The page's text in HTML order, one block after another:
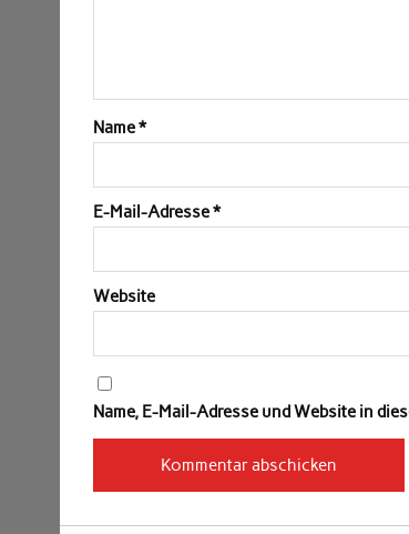
Name*
E-Mail-Adresse*
Website
Name, E-Mail-Adresse und Website in